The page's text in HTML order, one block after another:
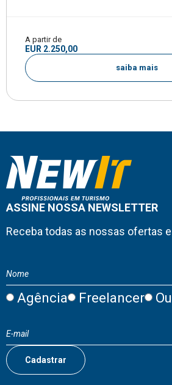
A partir de
EUR 2.250,00
saiba mais
ASSINE NOSSA NEWSLETTER
Receba todas as nossas ofertas
Agência Freelancer